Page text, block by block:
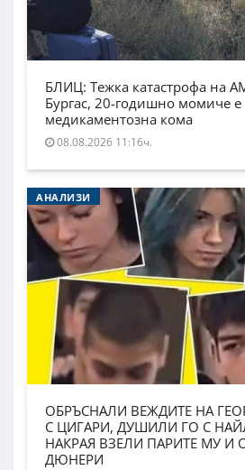
БЛИЦ: Тежка катастрофа на
Бургас, 20-годишно момиче е
медикаментозна кома
08.08.2026 11:16ч.
АНАЛИЗИ
ОБРЪСНАЛИ ВЕЖДИТЕ НА
С ЦИГАРИ, ДУШИЛИ ГО С
НАКРАЯ ВЗЕЛИ ПАРИТЕ МУ И
ДЮНЕРИ